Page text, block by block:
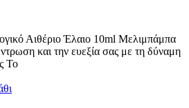
Αιθέριο Έλαιο 10ml Μελιμπάμπα
και την ευεξία σας με τη δύναμη
Το